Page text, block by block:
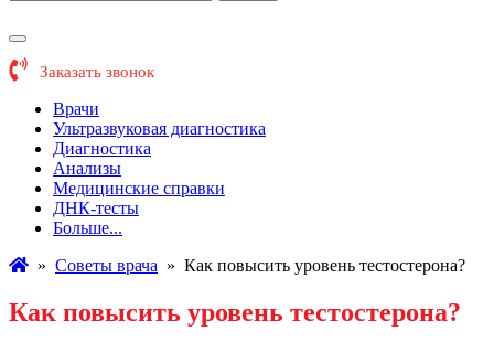
Заказать звонок
Врачи
Ультразвуковая диагностика
Диагностика
Анализы
Медицинские справки
ДНК-тесты
Больше...
» Советы врача » Как повысить уровень тестостерона?
Как повысить уровень тестостерона?